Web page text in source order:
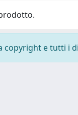
copyright e tutti i